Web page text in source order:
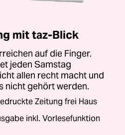
mit taz-Blick
auf die Finger.
jeden Samstag
allen recht macht und
nicht gehört werden.
Zeitung frei Haus
inkl. Vorlesefunktion